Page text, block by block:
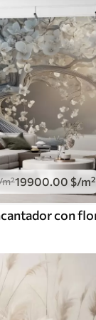
19900.00 $/m²